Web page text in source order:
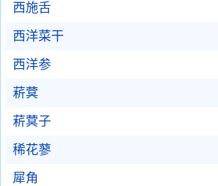
西施舌
西洋菜干
西洋参
菥蓂
菥蓂子
稀花蓼
犀角